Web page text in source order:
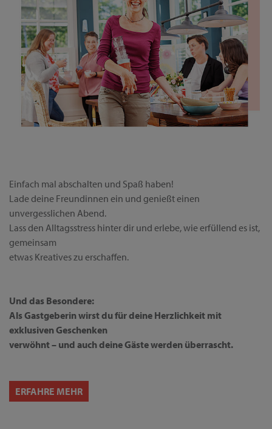
Einfach mal abschalten und Spaß haben!
Lade deine Freundinnen ein und genießt einen
unvergesslichen Abend.
Lass den Alltagsstress hinter dir und erlebe, wie erfüllend es ist,
gemeinsam
etwas Kreatives zu erschaffen.
Und das Besondere:
Als Gastgeberin wirst du für deine Herzlichkeit mit
exklusiven Geschenken
verwöhnt – und auch deine Gäste werden überrascht.
ERFAHRE MEHR